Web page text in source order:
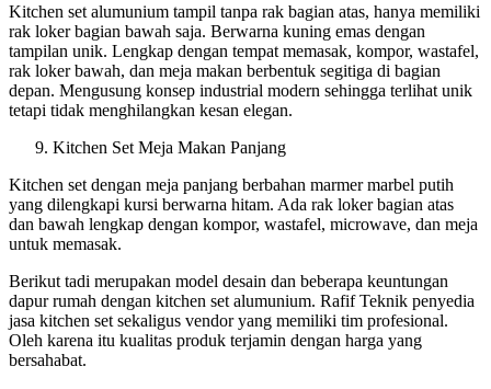
Kitchen set alumunium tampil tanpa rak bagian atas, hanya memiliki
rak loker bagian bawah saja. Berwarna kuning emas dengan
tampilan unik. Lengkap dengan tempat memasak, kompor, wastafel,
rak loker bawah, dan meja makan berbentuk segitiga di bagian
depan. Mengusung konsep industrial modern sehingga terlihat unik
tetapi tidak menghilangkan kesan elegan.
Kitchen Set Meja Makan Panjang
Kitchen set dengan meja panjang berbahan marmer marbel putih
yang dilengkapi kursi berwarna hitam. Ada rak loker bagian atas
dan bawah lengkap dengan kompor, wastafel, microwave, dan meja
untuk memasak.
Berikut tadi merupakan model desain dan beberapa keuntungan
dapur rumah dengan kitchen set alumunium. Rafif Teknik penyedia
jasa kitchen set sekaligus vendor yang memiliki tim profesional.
Oleh karena itu kualitas produk terjamin dengan harga yang
bersahabat.